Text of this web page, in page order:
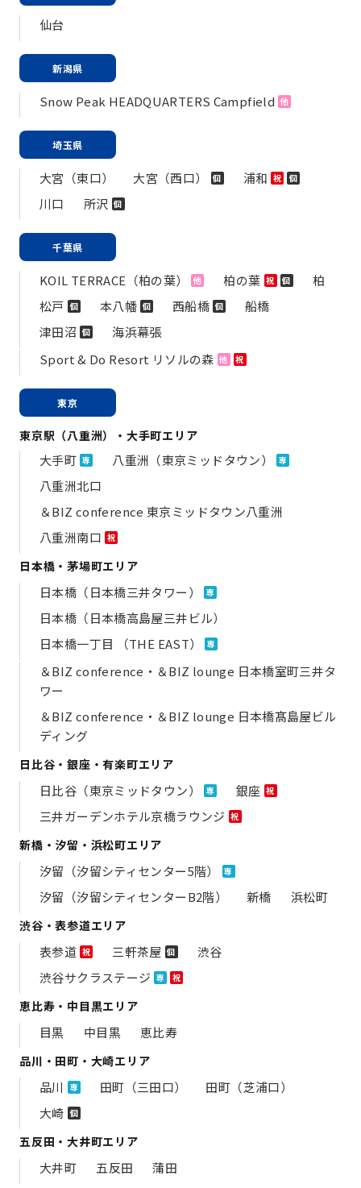
仙台
新潟県
Snow Peak HEADQUARTERS Campfield 他
埼玉県
大宮（東口） 大宮（西口） 個 浦和 祝 個
川口 所沢 個
千葉県
KOIL TERRACE（柏の葉） 他 柏の葉 祝 個
柏
松戸 個 本八幡 個 西船橋 個
船橋
津田沼 個
海浜幕張
Sport & Do Resort リソルの森 他 祝
東京
東京駅（八重洲）・大手町エリア
大手町 専 八重洲（東京ミッドタウン） 専
八重洲北口
＆BIZ conference 東京ミッドタウン八重洲
八重洲南口 祝
日本橋・茅場町エリア
日本橋（日本橋三井タワー） 専
日本橋（日本橋高島屋三井ビル）
日本橋一丁目 （THE EAST）
専
＆BIZ conference・＆BIZ lounge 日本橋室町三井タ
ワー
＆BIZ conference・＆BIZ lounge 日本橋髙島屋ビル
ディング
日比谷・銀座・有楽町エリア
日比谷（東京ミッドタウン） 専 銀座 祝
三井ガーデンホテル京橋ラウンジ 祝
新橋・汐留・浜松町エリア
汐留（汐留シティセンター5階） 専
汐留（汐留シティセンターB2階） 新橋 浜松町
渋谷・表参道エリア
表参道 祝 三軒茶屋 個
渋谷
渋谷サクラステージ 専 祝
恵比寿・中目黒エリア
目黒 中目黒 恵比寿
品川・田町・大崎エリア
品川 専 田町（三田口）
田町（芝浦口）
大崎 個
五反田・大井町エリア
大井町 五反田 蒲田